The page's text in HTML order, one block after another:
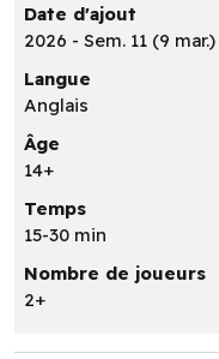
Date d'ajout
2026 - Sem. 11 (9 mar.)
Langue
Anglais
Âge
14+
Temps
15-30 min
Nombre de joueurs
2+